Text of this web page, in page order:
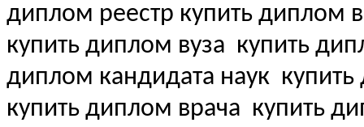
диплом реестр купить диплом
купить диплом вуза купить
диплом кандидата наук
купить диплом врача купить